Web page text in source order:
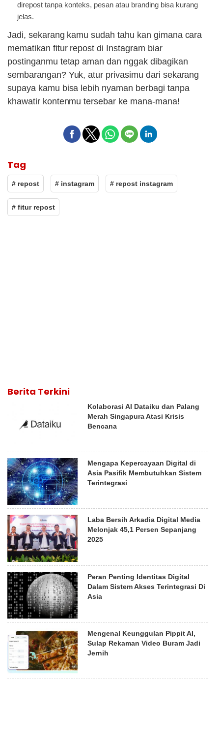
direpost tanpa konteks, pesan atau branding bisa kurang
jelas.
Jadi, sekarang kamu sudah tahu kan gimana cara
mematikan fitur repost di Instagram biar
postinganmu tetap aman dan nggak dibagikan
sembarangan? Yuk, atur privasimu dari sekarang
supaya kamu bisa lebih nyaman berbagi tanpa
khawatir kontenmu tersebar ke mana-mana!
Tag
# repost # instagram # repost instagram
# fitur repost
Berita Terkini
Kolaborasi AI Dataiku dan Palang
Merah Singapura Atasi Krisis
Bencana
Mengapa Kepercayaan Digital di
Asia Pasifik Membutuhkan Sistem
Terintegrasi
Laba Bersih Arkadia Digital Media
Melonjak 45,1 Persen Sepanjang
2025
Peran Penting Identitas Digital
Dalam Sistem Akses Terintegrasi Di
Asia
Mengenal Keunggulan Pippit AI,
Sulap Rekaman Video Buram Jadi
Jernih